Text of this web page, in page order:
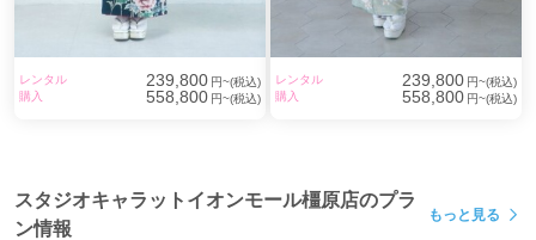
レンタル 239,800 円~(税込)
購入
558,800 円~(税込)
レンタル 239,800 円~(税込)
購入
558,800 円~(税込)
スタジオキャラットイオンモール橿原店のプラ
ン情報
もっと見る